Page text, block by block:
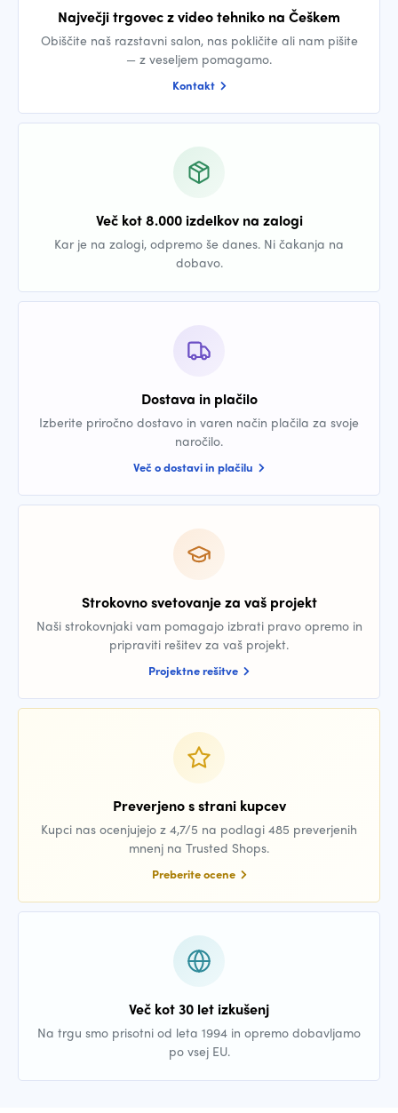
Največji trgovec z video tehniko na Češkem
Obiščite naš razstavni salon, nas pokličite ali nam pišite
— z veseljem pomagamo.
Kontakt
Več kot 8.000 izdelkov na zalogi
Kar je na zalogi, odpremo še danes. Ni čakanja na
dobavo.
Dostava in plačilo
Izberite priročno dostavo in varen način plačila za svoje
naročilo.
Več o dostavi in plačilu
Strokovno svetovanje za vaš projekt
Naši strokovnjaki vam pomagajo izbrati pravo opremo in
pripraviti rešitev za vaš projekt.
Projektne rešitve
Preverjeno s strani kupcev
Kupci nas ocenjujejo z 4,7/5 na podlagi 485 preverjenih
mnenj na Trusted Shops.
Preberite ocene
Več kot 30 let izkušenj
Na trgu smo prisotni od leta 1994 in opremo dobavljamo
po vsej EU.